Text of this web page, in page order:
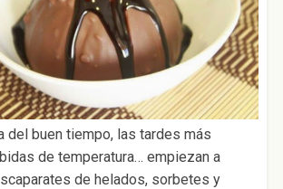
del buen tiempo, las tardes más
de temperatura… empiezan a
de helados, sorbetes y